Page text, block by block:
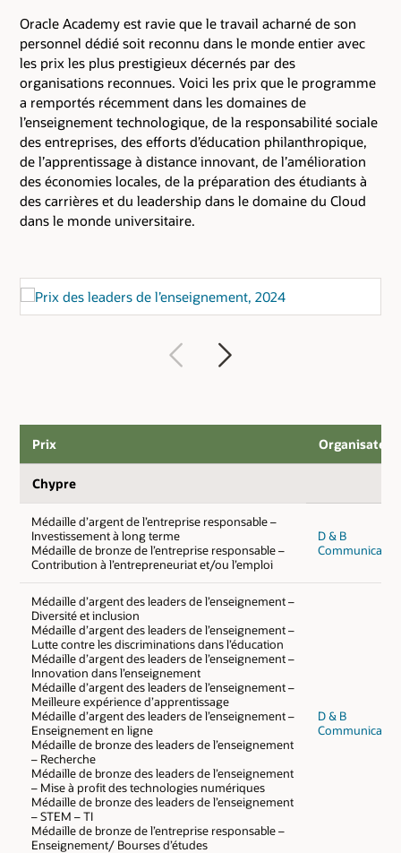
Oracle Academy est ravie que le travail acharné de son
personnel dédié soit reconnu dans le monde entier avec
les prix les plus prestigieux décernés par des
organisations reconnues. Voici les prix que le programme
a remportés récemment dans les domaines de
l’enseignement technologique, de la responsabilité sociale
des entreprises, des efforts d’éducation philanthropique,
de l’apprentissage à distance innovant, de l’amélioration
des économies locales, de la préparation des étudiants à
des carrières et du leadership dans le domaine du Cloud
dans le monde universitaire.
Prix Organisateur
Chypre
Médaille d’argent de l’entreprise responsable –
Investissement à long terme
Médaille de bronze de l’entreprise responsable –
Contribution à l’entrepreneuriat et/ou l’emploi
D & B
Médaille d’argent des leaders de l’enseignement –
Diversité et inclusion
Médaille d’argent des leaders de l’enseignement –
Lutte contre les discriminations dans l’éducation
Médaille d’argent des leaders de l’enseignement –
Innovation dans l’enseignement
Médaille d’argent des leaders de l’enseignement –
Meilleure expérience d’apprentissage
Médaille d’argent des leaders de l’enseignement –
Enseignement en ligne
Médaille de bronze des leaders de l’enseignement
– Recherche
Médaille de bronze des leaders de l’enseignement
– Mise à profit des technologies numériques
Médaille de bronze des leaders de l’enseignement
– STEM – TI
Médaille de bronze de l’entreprise responsable –
Enseignement/ Bourses d’études
D & B